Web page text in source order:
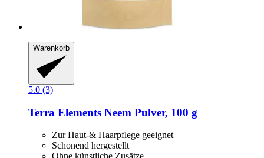
Warenkorb
5.0 (3)
Terra Elements Neem Pulver, 100 g
Zur Haut-& Haarpflege geeignet
Schonend hergestellt